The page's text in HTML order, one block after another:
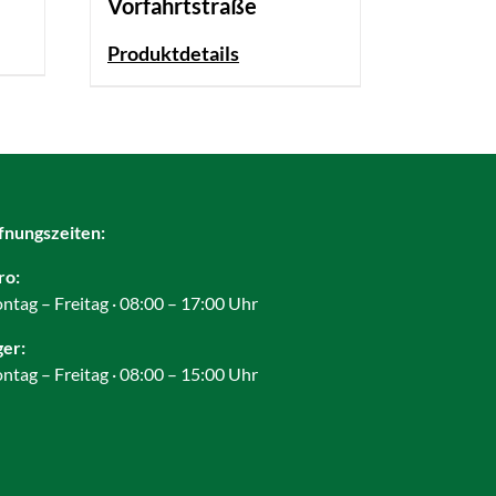
Produktdetails
– Freitag · 08:00 – 17:00 Uhr
– Freitag · 08:00 – 15:00 Uhr